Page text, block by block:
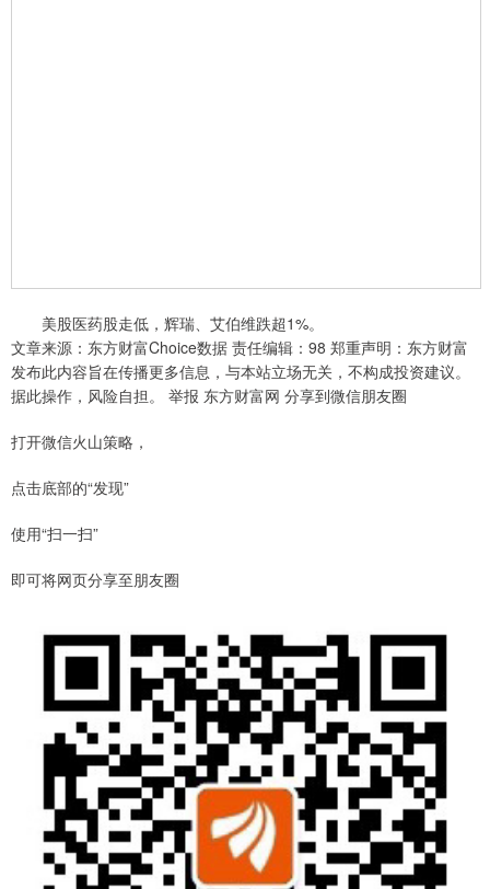
美股医药股走低，辉瑞、艾伯维跌超1%。
文章来源：东方财富Choice数据 责任编辑：98 郑重声明：东方财富
发布此内容旨在传播更多信息，与本站立场无关，不构成投资建议。
据此操作，风险自担。 举报 东方财富网 分享到微信朋友圈
打开微信火山策略，
点击底部的“发现”
使用“扫一扫”
即可将网页分享至朋友圈